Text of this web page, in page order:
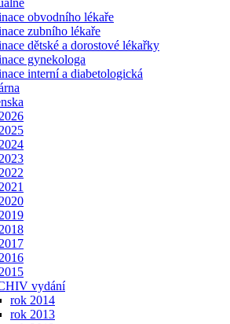
obvodního lékaře
zubního lékaře
dětské a dorostové lékařky
gynekologa
interní a diabetologická
vydání
rok 2014
rok 2013